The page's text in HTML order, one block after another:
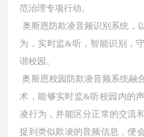
范治理专项行动。
奥斯恩防欺凌音频识别系统，
为，实时监&听，智能识别，
谐校园。
奥斯恩校园防欺凌音频系统融
术，能够实时监&听校园内的
凌行为，并能区分正常的交流
捉到类似欺凌的音频信息，便